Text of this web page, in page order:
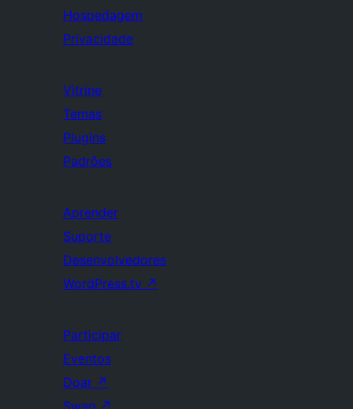
Hospedagem
Privacidade
Vitrine
Temas
Plugins
Padrões
Aprender
Suporte
Desenvolvedores
WordPress.tv ↗
Participar
Eventos
Doar ↗
Swag ↗